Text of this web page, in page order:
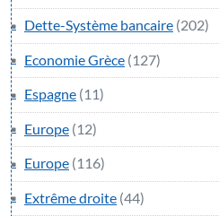
Dette-Système bancaire (202)
Economie Grèce (127)
Espagne (11)
Europe (12)
Europe (116)
Extrême droite (44)